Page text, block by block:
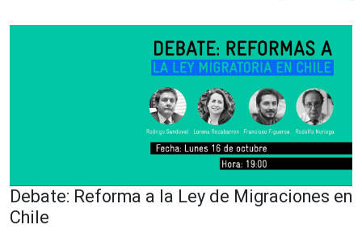
Debate: Reforma a la Ley de Migraciones en
Chile